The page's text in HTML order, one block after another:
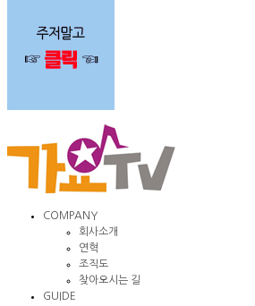
COMPANY
회사소개
연혁
조직도
찾아오시는 길
GUIDE